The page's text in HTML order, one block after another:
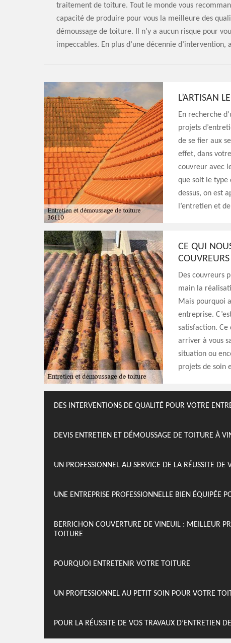
traitement de toiture. Tout le monde vous
capacité de produire pour vous la meilleure des
démoussage de toiture. Il n’y a aucun risque pour
impeccables. En plus d’une décennie
L’ARTISAN
En recherche
projets
de se fier aux
effet, dans
couvreur avec
que soit le type
dessus, on est
l’entretien et
CE QUI
COUVREURS
Des couvreurs
main la
Mais pourquoi
entreprise.
satisfaction.
arriver à vous
situation ou
projets de soin
DES INTERVENTIONS DE QUALITÉ POUR VOTRE
DEVIS ENTRETIEN ET DÉMOUSSAGE DE TOITURE À
UN PROFESSIONNEL AU SERVICE DE LA RÉUSSITE DE
UNE ENTREPRISE PROFESSIONNELLE BIEN ÉQUIPÉE
BERRICHON COUVERTURE DE VINEUIL : MEILLEUR
TOITURE
POURQUOI ENTRETENIR VOTRE TOITURE
UN PROFESSIONNEL AU PETIT SOIN POUR VOTRE
POUR LA RÉUSSITE DE VOS TRAVAUX D’ENTRETIEN